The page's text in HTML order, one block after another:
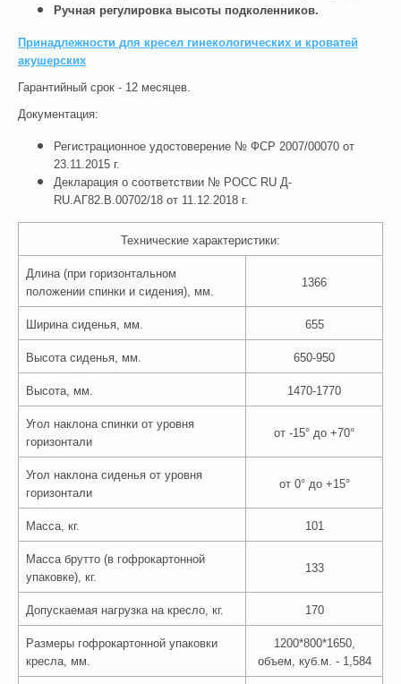
Ручная регулировка высоты подколенников.
Принадлежности для кресел гинекологических и кроватей
акушерских
Гарантийный срок - 12 месяцев.
Документация:
Регистрационное удостоверение № ФСР 2007/00070 от
23.11.2015 г.
Декларация о соответствии № РОСС RU Д-
RU.АГ82.В.00702/18 от 11.12.2018 г.
Технические характеристики:
Длина (при горизонтальном
положении спинки и сидения), мм.
1366
Ширина сиденья, мм. 655
Высота сиденья, мм. 650-950
Высота, мм. 1470-1770
Угол наклона спинки от уровня
горизонтали
от -15° до +70°
Угол наклона сиденья от уровня
горизонтали
от 0° до +15°
Масса, кг. 101
Масса брутто (в гофрокартонной
упаковке), кг.
133
Допускаемая нагрузка на кресло, кг. 170
Размеры гофрокартонной упаковки
кресла, мм.
1200*800*1650,
объем, куб.м. - 1,584